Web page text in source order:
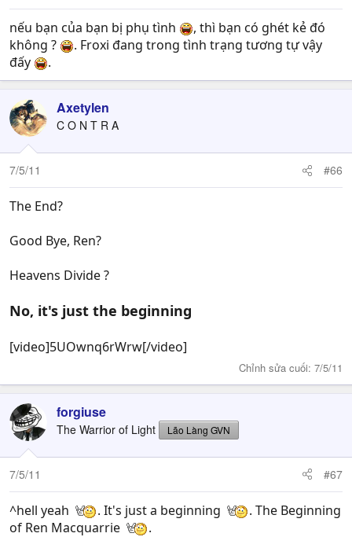
nếu bạn của bạn bị phụ tình
, thì bạn có ghét kẻ đó
không ?
. Froxi đang trong tình trạng tương tự vậy
đấy
.
Axetylen
C O N T R A
7/5/11 #66
The End?
Good Bye, Ren?
Heavens Divide ?
No, it's just the beginning
[video]5UOwnq6rWrw[/video]
Chỉnh sửa cuối: 7/5/11
forgiuse
The Warrior of Light Lão Làng GVN
7/5/11 #67
^hell yeah . It's just a beginning
. The Beginning
of Ren Macquarrie
.